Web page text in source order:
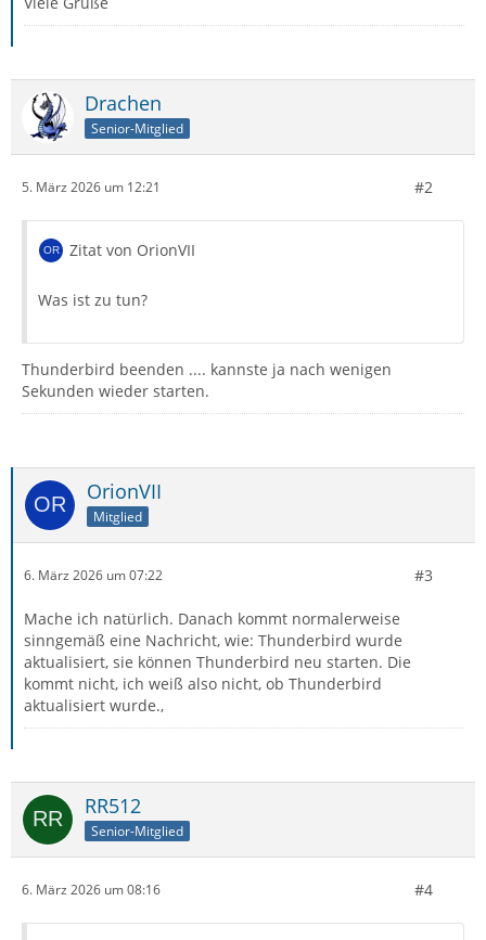
Drachen
Senior-Mitglied
5. März 2026 um 12:21 #2
Zitat von OrionVII
Was ist zu tun?
Thunderbird beenden .... kannste ja nach wenigen
Sekunden wieder starten.
OrionVII
Mitglied
6. März 2026 um 07:22 #3
Mache ich natürlich. Danach kommt normalerweise
sinngemäß eine Nachricht, wie: Thunderbird wurde
aktualisiert, sie können Thunderbird neu starten. Die
kommt nicht, ich weiß also nicht, ob Thunderbird
aktualisiert wurde.,
RR512
Senior-Mitglied
6. März 2026 um 08:16 #4